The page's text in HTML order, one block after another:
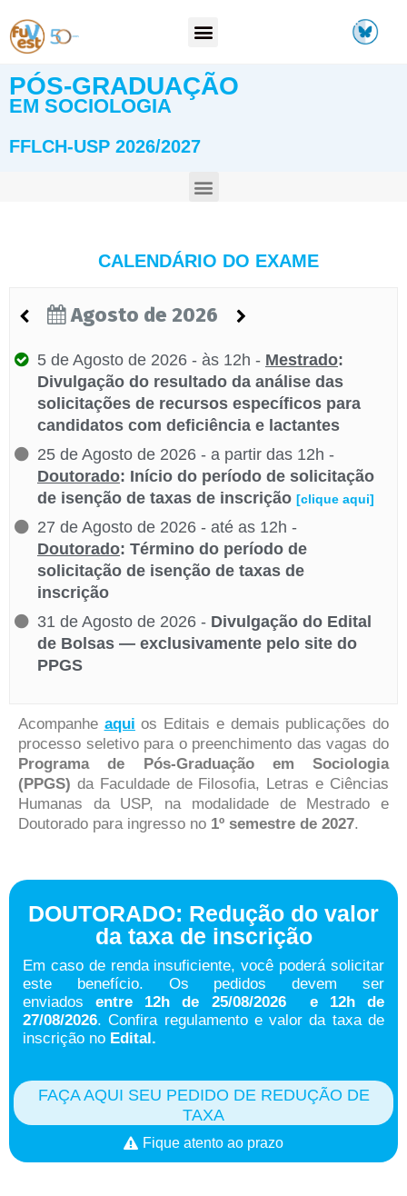
PÓS-GRADUAÇÃO
EM SOCIOLOGIA
FFLCH-USP 2026/2027
CALENDÁRIO DO EXAME
  Agosto de 2026 
5 de Agosto de 2026 - às 12h - Mestrado:
Divulgação do resultado da análise das
solicitações de recursos específicos para
candidatos com deficiência e lactantes
25 de Agosto de 2026 - a partir das 12h -
Doutorado: Início do período de solicitação
de isenção de taxas de inscrição [clique aqui]
27 de Agosto de 2026 - até as 12h -
Doutorado: Término do período de
solicitação de isenção de taxas de
inscrição
31 de Agosto de 2026 - Divulgação do Edital
de Bolsas — exclusivamente pelo site do
PPGS
Acompanhe aqui os Editais e demais publicações do
processo seletivo para o preenchimento das vagas do
Programa de Pós-Graduação em Sociologia
(PPGS) da Faculdade de Filosofia, Letras e Ciências
Humanas da USP, na modalidade de Mestrado e
Doutorado para ingresso no 1º semestre de 2027.
DOUTORADO: Redução do valor
da taxa de inscrição
Em caso de renda insuficiente, você poderá solicitar
este benefício. Os pedidos devem ser
enviadosentre 12h de 25/08/2026 e 12h de
27/08/2026. Confira regulamento e valor da taxa de
inscrição no Edital .
FAÇA AQUI SEU PEDIDO DE REDUÇÃO DE
TAXA
Fique atento ao prazo